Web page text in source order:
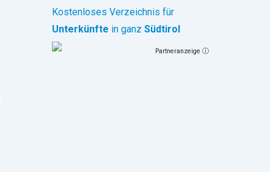
Kostenloses Verzeichnis für
Unterkünfte in ganz Südtirol
Partneranzeige ⓘ